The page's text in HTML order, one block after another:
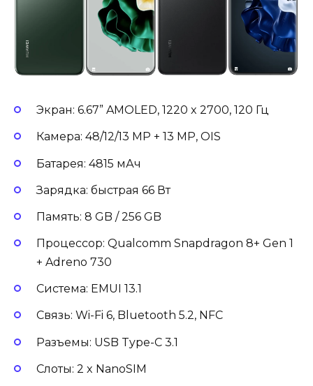
Экран: 6.67” AMOLED, 1220 x 2700, 120 Гц
Камера: 48/12/13 MP + 13 MP, OIS
Батарея: 4815 мАч
Зарядка: быстрая 66 Вт
Память: 8 GB / 256 GB
Процессор: Qualcomm Snapdragon 8+ Gen 1
+ Adreno 730
Система: EMUI 13.1
Связь: Wi-Fi 6, Bluetooth 5.2, NFC
Разъемы: USB Type-C 3.1
Слоты: 2 x NanoSIM